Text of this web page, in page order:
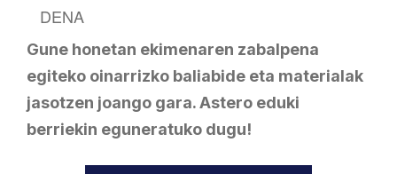
DENA
Gune honetan ekimenaren zabalpena
egiteko oinarrizko baliabide eta materialak
jasotzen joango gara.Astero eduki
berriekin eguneratuko dugu!